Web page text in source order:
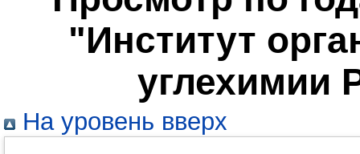
"Институт
углехимии
На уровень вверх